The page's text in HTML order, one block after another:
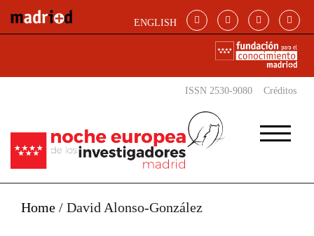
ENGLISH
ISSN 2530-9080 Créditos
Home / David Alonso-González